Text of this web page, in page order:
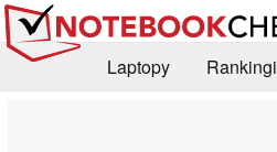
Laptopy Rankingi